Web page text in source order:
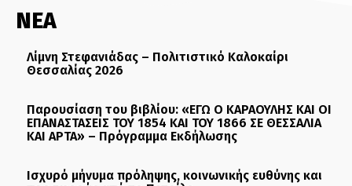
ΝΕΑ
Λίμνη Στεφανιάδας – Πολιτιστικό Καλοκαίρι
Θεσσαλίας 2026
Παρουσίαση του βιβλίου: «ΕΓΩ Ο ΚΑΡΑΟΥΛΗΣ ΚΑΙ ΟΙ
ΕΠΑΝΑΣΤΑΣΕΙΣ ΤΟΥ 1854 ΚΑΙ ΤΟΥ 1866 ΣΕ ΘΕΣΣΑΛΙΑ
ΚΑΙ ΑΡΤΑ» – Πρόγραμμα Εκδήλωσης
Ισχυρό μήνυμα πρόληψης, κοινωνικής ευθύνης και